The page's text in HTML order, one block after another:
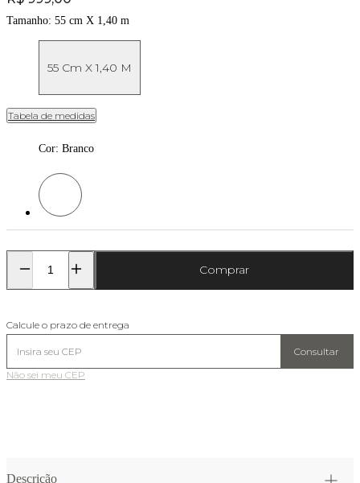
Tamanho: 55 cm X 1,40 m
55 Cm X 1,40 M
Tabela de medidas
Cor: Branco
Cor: Branco
Comprar
Calcule o prazo de entrega
Consultar
Não sei meu CEP
Descrição